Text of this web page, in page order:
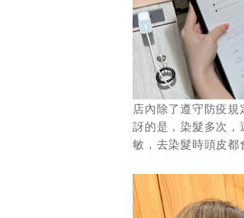
店內除了遵守防疫
訝的是，染髮多次，
敏，去染髮時頭皮都